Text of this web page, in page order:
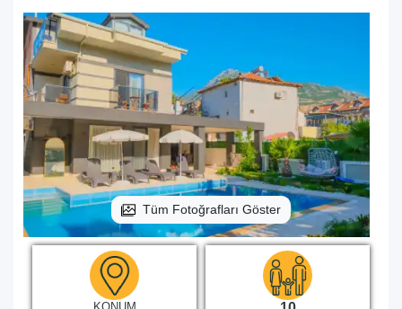
Tüm Fotoğrafları Göster